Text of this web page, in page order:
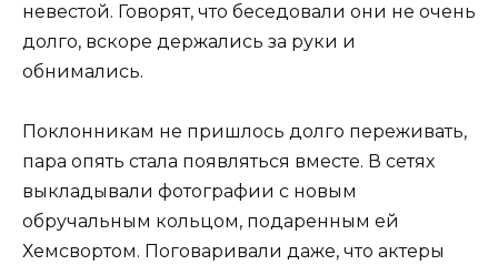
невестой. Говорят, что беседовали они не очень
долго, вскоре держались за руки и
обнимались.
Поклонникам не пришлось долго переживать,
пара опять стала появляться вместе. В сетях
выкладывали фотографии с новым
обручальным кольцом, подаренным ей
Хемсвортом. Поговаривали даже, что актеры